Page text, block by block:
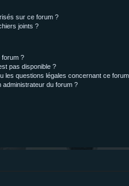
sur ce forum ?
joints ?
forum ?
pas disponible ?
les questions légales concernant ce
administrateur du forum ?